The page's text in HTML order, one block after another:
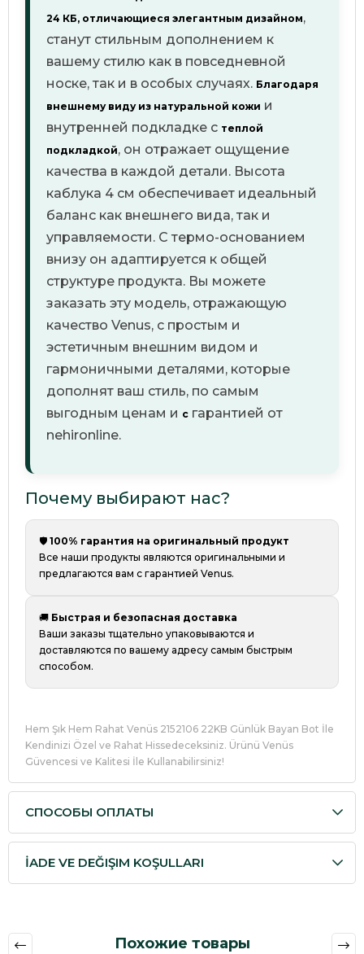
24 КБ, отличающиеся элегантным дизайном,
станут стильным дополнением к
вашему стилю как в повседневной
носке, так и в особых случаях. Благодаря
внешнему виду из натуральной кожи и
внутренней подкладке с теплой
подкладкой, он отражает ощущение
качества в каждой детали. Высота
каблука 4 см обеспечивает идеальный
баланс как внешнего вида, так и
управляемости. С термо-основанием
внизу он адаптируется к общей
структуре продукта. Вы можете
заказать эту модель, отражающую
качество Venus, с простым и
эстетичным внешним видом и
гармоничными деталями, которые
дополнят ваш стиль, по самым
выгодным ценам и с гарантией от
nehironline.
Почему выбирают нас?
🛡️ 100% гарантия на оригинальный продукт
Все наши продукты являются оригинальными и
предлагаются вам с гарантией Venus.
🚚 Быстрая и безопасная доставка
Ваши заказы тщательно упаковываются и
доставляются по вашему адресу самым быстрым
способом.
Hem Şık Hem Rahat Venüs 2152106 22KB Günlük Bayan Bot İle
Kendinizi Özel ve Rahat Hissedeceksiniz. Ürünü Venüs
Güvencesi ve Kalitesi İle Kullanabilirsiniz!
СПОСОБЫ ОПЛАТЫ
İADE VE DEĞIŞIM KOŞULLARI
Похожие товары